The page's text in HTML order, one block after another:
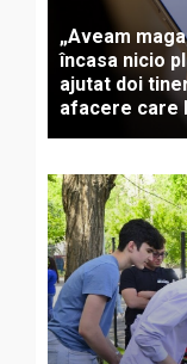
„Aveam
încasa nicio
ajutat doi
afacere care